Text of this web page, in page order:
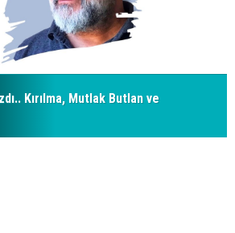
Kırılma, Mutlak Butlan ve